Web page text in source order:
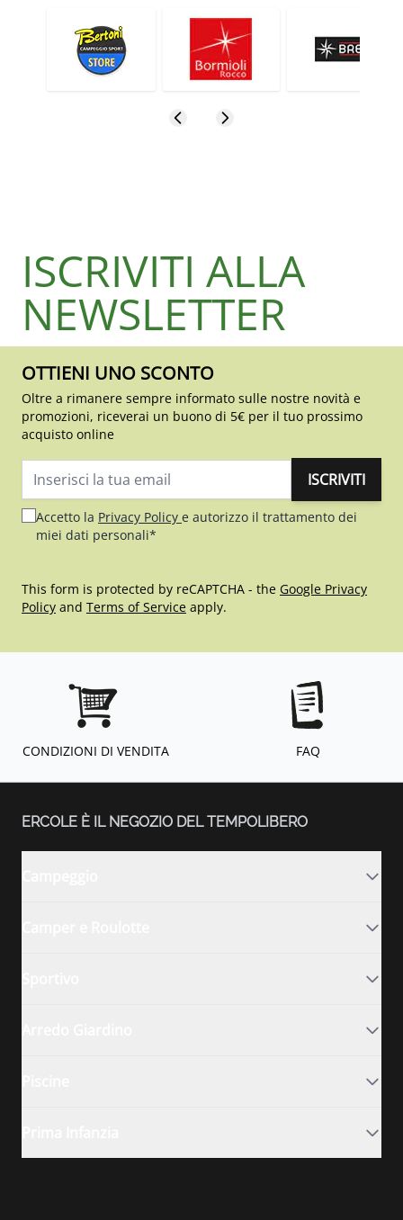
ISCRIVITI ALLA
NEWSLETTER
OTTIENI UNO SCONTO
Oltre a rimanere sempre informato sulle nostre novità e
promozioni, riceverai un buono di 5€ per il tuo prossimo
acquisto online
ISCRIVITI
Accetto la Privacy Policy e autorizzo il trattamento dei
miei dati personali*
This form is protected by reCAPTCHA - the Google Privacy
Policy and Terms of Service apply.
CONDIZIONI DI VENDITA FAQ
ERCOLE È IL NEGOZIO DEL TEMPOLIBERO